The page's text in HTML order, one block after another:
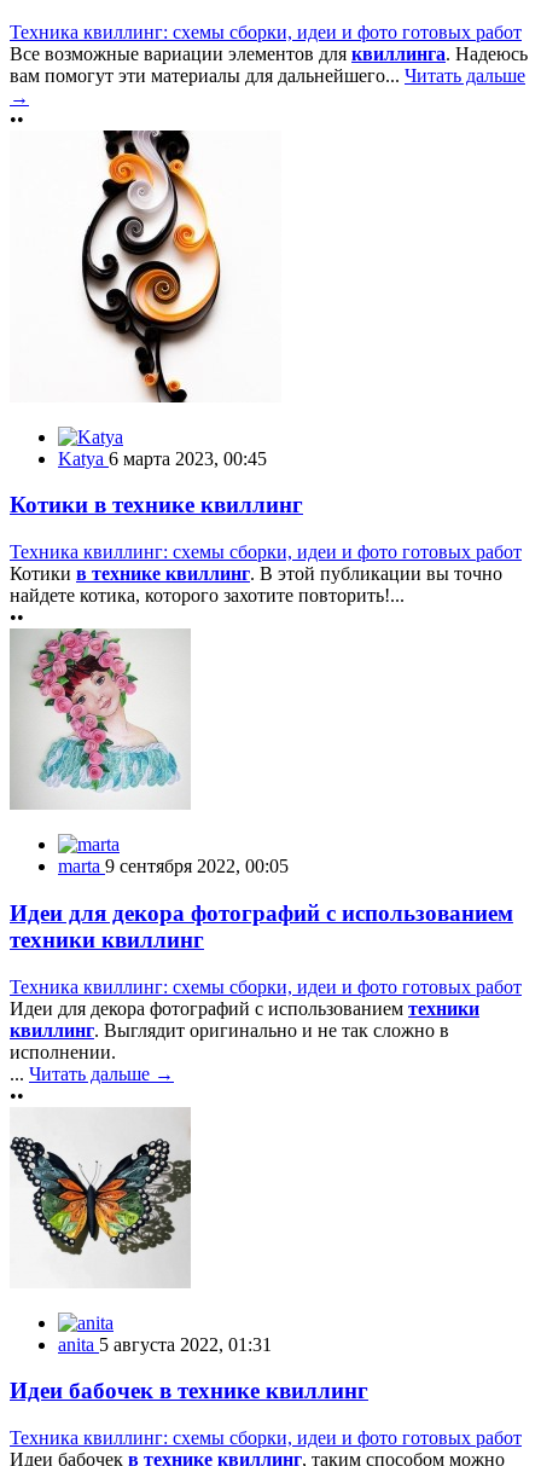
Техника квиллинг: схемы сборки, идеи и фото готовых работ
Все возможные вариации элементов для квиллинга. Надеюсь
вам помогут эти материалы для дальнейшего... Читать дальше
→
••
Katya 6 марта 2023, 00:45
Котики в технике квиллинг
Техника квиллинг: схемы сборки, идеи и фото готовых работ
Котики в технике квиллинг. В этой публикации вы точно
найдете котика, которого захотите повторить!...
••
marta 9 сентября 2022, 00:05
Идеи для декора фотографий с использованием
техники квиллинг
Техника квиллинг: схемы сборки, идеи и фото готовых работ
Идеи для декора фотографий с использованием техники
квиллинг. Выглядит оригинально и не так сложно в
исполнении.
... Читать дальше →
••
anita 5 августа 2022, 01:31
Идеи бабочек в технике квиллинг
Техника квиллинг: схемы сборки, идеи и фото готовых работ
Идеи бабочек в технике квиллинг, таким способом можно